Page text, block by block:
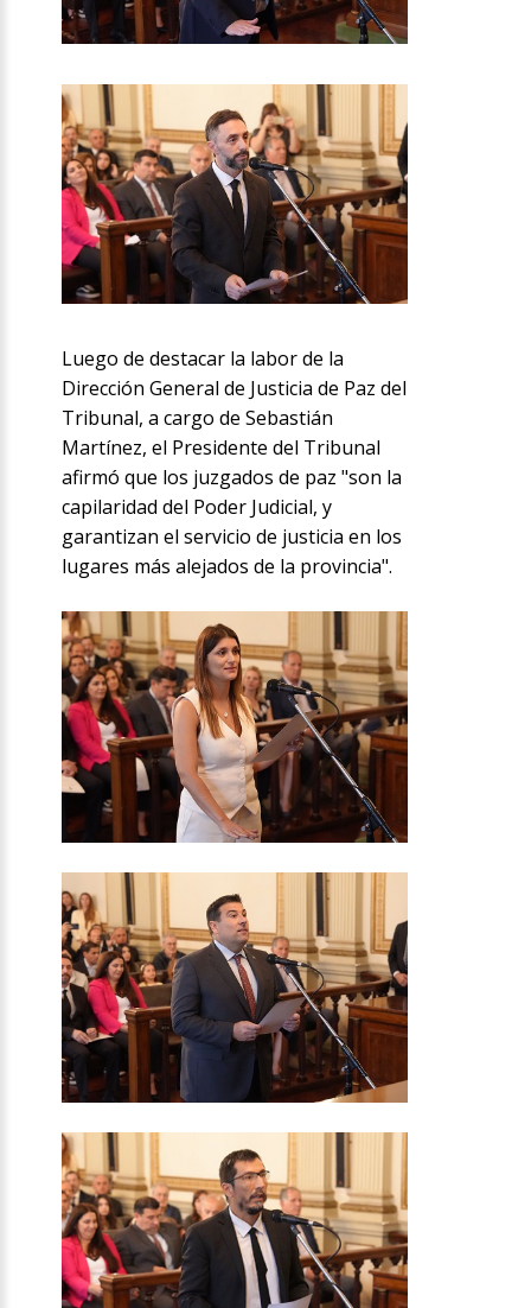
Luego de destacar la labor de la
Dirección General de Justicia de Paz del
Tribunal, a cargo de Sebastián
Martínez, el Presidente del Tribunal
afirmó que los juzgados de paz "son la
capilaridad del Poder Judicial, y
garantizan el servicio de justicia en los
lugares más alejados de la provincia".